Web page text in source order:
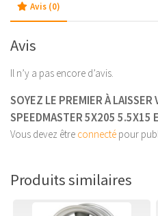
5.5X15
ET14
Avis (0)
Avis
Il n’y a pas encore d’avis.
SOYEZ LE PREMIER À LAISSER
SPEEDMASTER 5X205 5.5X15
Vous devez être connecté pour
Produits similaires